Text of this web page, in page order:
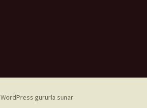
WordPress gururla sunar